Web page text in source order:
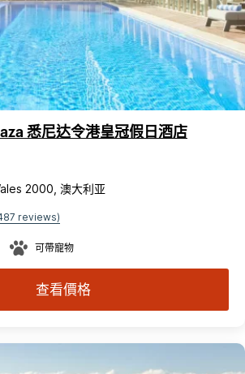
悉尼达令港皇冠假日酒店
2000, 澳大利亚
reviews)
可帶寵物
查看價格